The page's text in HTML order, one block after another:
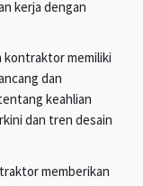
kerja dengan
kontraktor memiliki
dan
keahlian
dan tren desain
memberikan